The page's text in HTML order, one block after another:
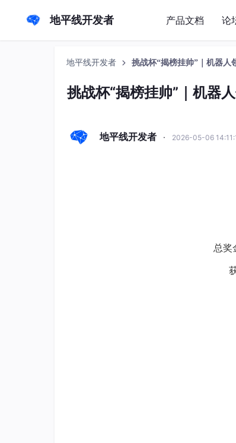
地平线开发者 产品文档 论
地平线开发者 挑战杯“揭榜挂帅”｜机器人
挑战杯“揭榜挂帅”｜机器
地平线开发者 · 2026-05-06
总奖